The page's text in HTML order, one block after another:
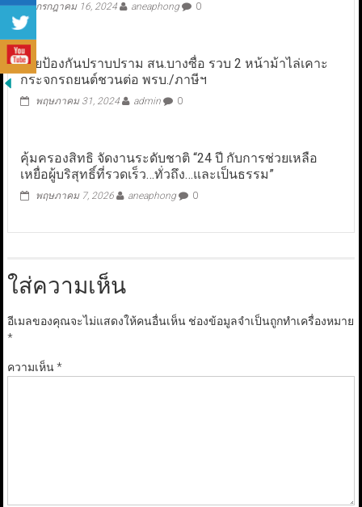
กรกฎาคม 16, 2024 aneaphong 0
ฝ่ายป้องกันปราบปราม สน.บางซื่อ รวบ 2 หน้าม้าไล่เคาะ
กระจกรถยนต์ชวนต่อ พรบ./ภาษีฯ
พฤษภาคม 31, 2024 admin 0
คุ้มครองสิทธิ จัดงานระดับชาติ “24 ปี กับการช่วยเหลือ
เหยื่อผู้บริสุทธิ์ที่รวดเร็ว…ทั่วถึง…และเป็นธรรม”
พฤษภาคม 7, 2026 aneaphong 0
ใส่ความเห็น
อีเมลของคุณจะไม่แสดงให้คนอื่นเห็น ช่องข้อมูลจำเป็นถูกทำเครื่องหมาย
*
ความเห็น*